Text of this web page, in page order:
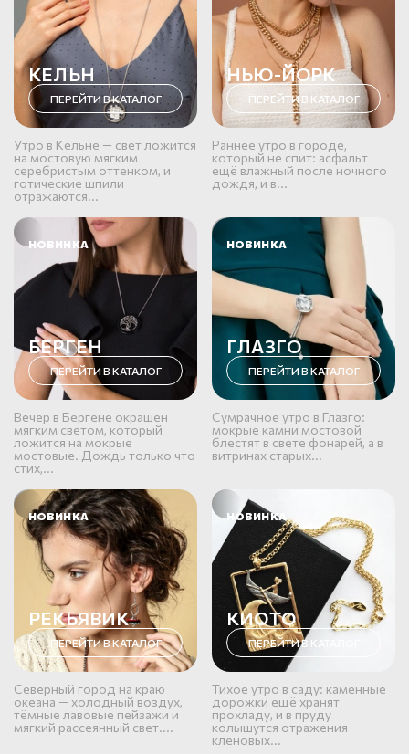
КЕЛЬН
ПЕРЕЙТИ В КАТАЛОГ
Утро в Кёльне — свет ложится
на мостовую мягким
серебристым оттенком, и
готические шпили
отражаются...
НЬЮ-ЙОРК
ПЕРЕЙТИ В КАТАЛОГ
Раннее утро в городе,
который не спит: асфальт
ещё влажный после ночного
дождя, и в...
НОВИНКА
БЕРГЕН
ПЕРЕЙТИ В КАТАЛОГ
Вечер в Бергене окрашен
мягким светом, который
ложится на мокрые
мостовые. Дождь только что
стих,...
НОВИНКА
ГЛАЗГО
ПЕРЕЙТИ В КАТАЛОГ
Сумрачное утро в Глазго:
мокрые камни мостовой
блестят в свете фонарей, а в
витринах старых...
НОВИНКА
РЕКЬЯВИК
ПЕРЕЙТИ В КАТАЛОГ
Северный город на краю
океана — холодный воздух,
тёмные лавовые пейзажи и
мягкий рассеянный свет....
НОВИНКА
КИОТО
ПЕРЕЙТИ В КАТАЛОГ
Тихое утро в саду: каменные
дорожки ещё хранят
прохладу, и в пруду
колышутся отражения
кленовых...